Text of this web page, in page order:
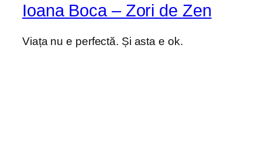
Ioana Boca – Zori de Zen
Viața nu e perfectă. Și asta e ok.